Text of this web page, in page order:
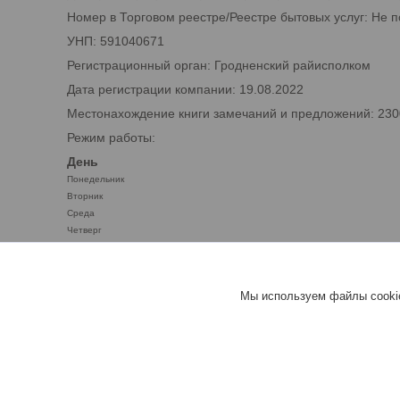
Номер в Торговом реестре/Реестре бытовых услуг: Не
УНП: 591040671
Регистрационный орган: Гродненский райисполком
Дата регистрации компании: 19.08.2022
Местонахождение книги замечаний и предложений:
Режим работы:
День
Понедельник
Вторник
Среда
Четверг
Мы используем файлы